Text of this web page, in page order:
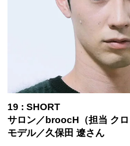
19 : SHORT
サロン／broocH（担当 クロ
モデル／久保田 遼さん